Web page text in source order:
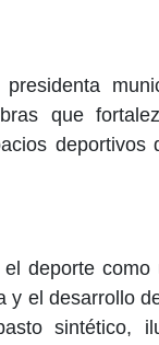
que
el deporte
y el desarrollo
sintético,